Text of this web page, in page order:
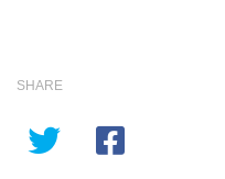
SHARE